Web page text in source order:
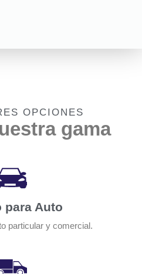
OPCIONES
gama
para Auto
particular y comercial.